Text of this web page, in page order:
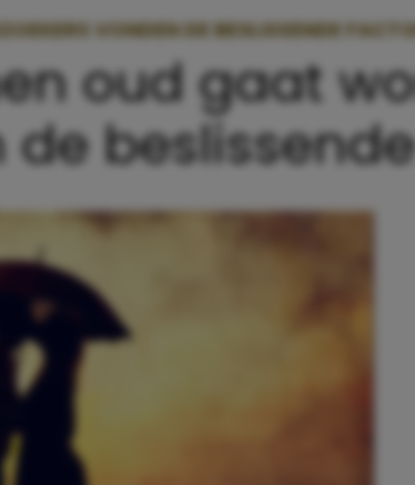
VONDEN DE BESLISSENDE
oud gaat